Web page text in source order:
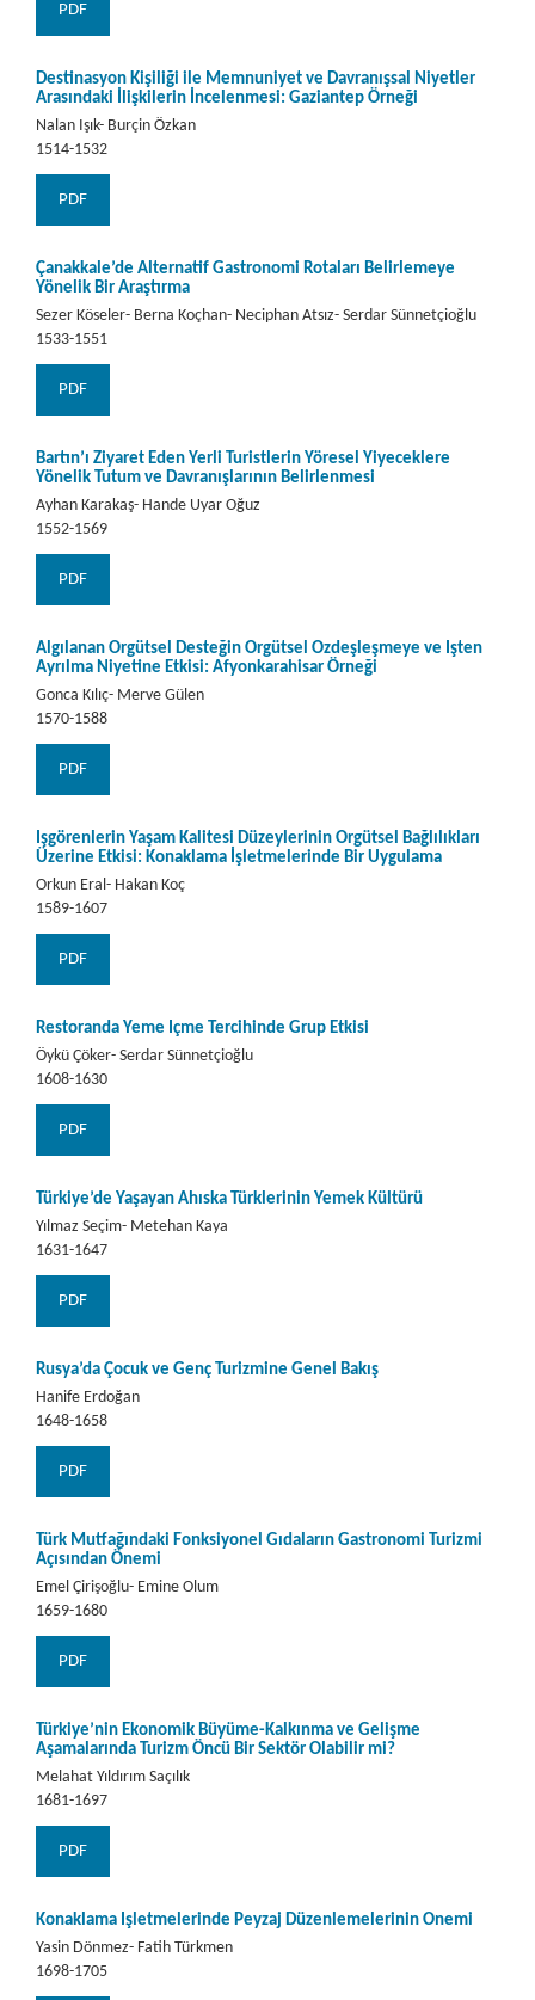
PDF
Destinasyon Kişiliği ile Memnuniyet ve Davranışsal Niyetler
Arasındaki İlişkilerin İncelenmesi: Gaziantep Örneği
Nalan Işık- Burçin Özkan
1514-1532
PDF
Çanakkale’de Alternatif Gastronomi Rotaları Belirlemeye
Yönelik Bir Araştırma
Sezer Köseler- Berna Koçhan- Neciphan Atsız- Serdar Sünnetçioğlu
1533-1551
PDF
Bartın’ı Ziyaret Eden Yerli Turistlerin Yöresel Yiyeceklere
Yönelik Tutum ve Davranışlarının Belirlenmesi
Ayhan Karakaş- Hande Uyar Oğuz
1552-1569
PDF
Algılanan Örgütsel Desteğin Örgütsel Özdeşleşmeye ve İşten
Ayrılma Niyetine Etkisi: Afyonkarahisar Örneği
Gonca Kılıç- Merve Gülen
1570-1588
PDF
İşgörenlerin Yaşam Kalitesi Düzeylerinin Örgütsel Bağlılıkları
Üzerine Etkisi: Konaklama İşletmelerinde Bir Uygulama
Orkun Eral- Hakan Koç
1589-1607
PDF
Restoranda Yeme İçme Tercihinde Grup Etkisi
Öykü Çöker- Serdar Sünnetçioğlu
1608-1630
PDF
Türkiye’de Yaşayan Ahıska Türklerinin Yemek Kültürü
Yılmaz Seçim- Metehan Kaya
1631-1647
PDF
Rusya’da Çocuk ve Genç Turizmine Genel Bakış
Hanife Erdoğan
1648-1658
PDF
Türk Mutfağındaki Fonksiyonel Gıdaların Gastronomi Turizmi
Açısından Önemi
Emel Çirişoğlu- Emine Olum
1659-1680
PDF
Türkiye’nin Ekonomik Büyüme-Kalkınma ve Gelişme
Aşamalarında Turizm Öncü Bir Sektör Olabilir mi?
Melahat Yıldırım Saçılık
1681-1697
PDF
Konaklama İşletmelerinde Peyzaj Düzenlemelerinin Önemi
Yasin Dönmez- Fatih Türkmen
1698-1705